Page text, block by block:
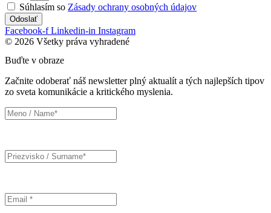
Súhlasím so Zásady ochrany osobných údajov
Odoslať
Facebook-f Linkedin-in Instagram
© 2026 Všetky práva vyhradené
Buďte v obraze
Začnite odoberať náš newsletter plný aktualít a tých najlepších tipov
zo sveta komunikácie a kritického myslenia.